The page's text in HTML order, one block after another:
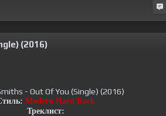
(2016)
Modern Hard Rock
Треклист: